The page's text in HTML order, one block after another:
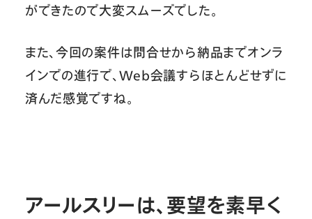
ができたので大変スムーズでした。
また、今回の案件は問合せから納品までオンラ
インでの進行で、Web会議すらほとんどせずに
済んだ感覚ですね。
アールスリーは、要望を素早く